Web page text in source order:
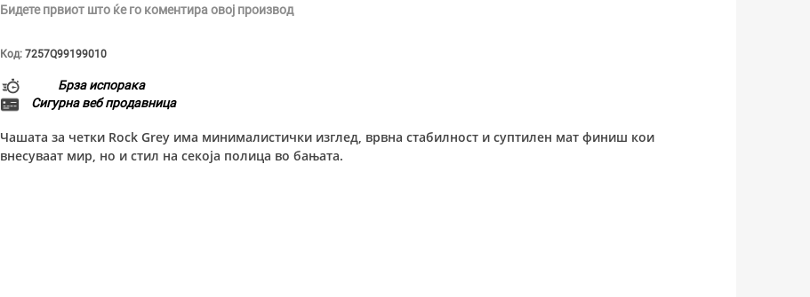
Бидете првиот што ќе го коментира овој производ
Код: 7257Q99199010
Брза испорака
Сигурна веб продавница
Чашата за четки Rock Grey има минималистички изглед, врвна стабилност и суптилен мат финиш кои
внесуваат мир, но и стил на секоја полица во бањата.